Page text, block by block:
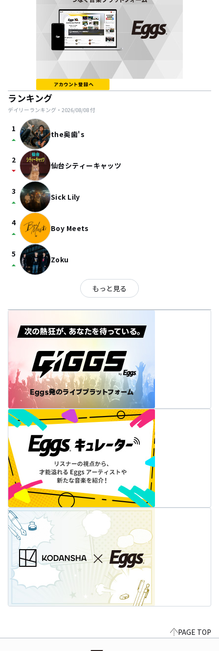
ランキング
デイリーランキング・ 2026/08/08付
1
arrow_drop_up the奥歯's
2
arrow_drop_down 仙台シティーキャッツ
3
arrow_drop_up Sick Lily
4
arrow_drop_up Boy Meets
5
arrow_drop_up Zoku
もっと見る
PAGE TOP